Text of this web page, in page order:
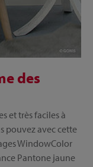
des
et très faciles à
pouvez avec cette
WindowColor
Pantone jaune